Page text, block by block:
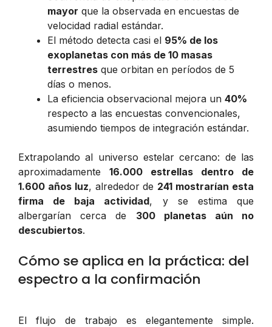
mayor que la observada en encuestas de
velocidad radial estándar.
El método detecta casi el 95% de los
exoplanetas con más de 10 masas
terrestres que orbitan en períodos de 5
días o menos.
La eficiencia observacional mejora un 40%
respecto a las encuestas convencionales,
asumiendo tiempos de integración estándar.
Extrapolando al universo estelar cercano: de las
aproximadamente 16.000 estrellas dentro de
1.600 años luz, alrededor de 241 mostrarían esta
firma de baja actividad, y se estima que
albergarían cerca de 300 planetas aún no
descubiertos.
Cómo se aplica en la práctica: del
espectro a la confirmación
El flujo de trabajo es elegantemente simple.